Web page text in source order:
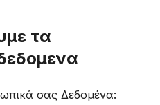
τα
σας Δεδομένα: